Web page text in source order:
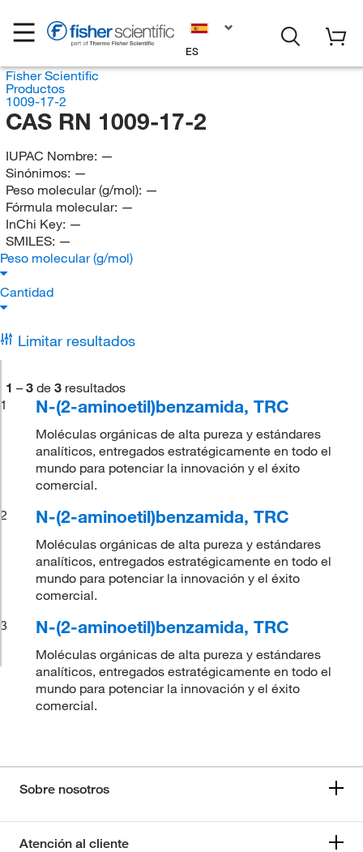
ES
Fisher Scientific
Productos
1009-17-2
CAS RN 1009-17-2
IUPAC Nombre: —
Sinónimos: —
Peso molecular (g/mol): —
Fórmula molecular: —
InChi Key: —
SMILES: —
Peso molecular (g/mol)
Cantidad
Limitar resultados
1 – 3 de 3 resultados
1
N-(2-aminoetil)benzamida, TRC
Moléculas orgánicas de alta pureza y estándares
analíticos, entregados estratégicamente en todo el
mundo para potenciar la innovación y el éxito
comercial.
2
N-(2-aminoetil)benzamida, TRC
Moléculas orgánicas de alta pureza y estándares
analíticos, entregados estratégicamente en todo el
mundo para potenciar la innovación y el éxito
comercial.
3
N-(2-aminoetil)benzamida, TRC
Moléculas orgánicas de alta pureza y estándares
analíticos, entregados estratégicamente en todo el
mundo para potenciar la innovación y el éxito
comercial.
Sobre nosotros
Atención al cliente